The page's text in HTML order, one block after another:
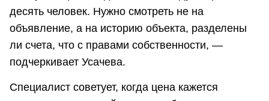
десять человек. Нужно смотреть не на
объявление, а на историю объекта, разделены
ли счета, что с правами собственности, —
подчеркивает Усачева.
Специалист советует, когда цена кажется